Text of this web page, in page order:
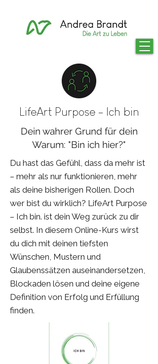
LifeArt Purpose - Ich bin
Dein wahrer Grund für dein
Warum: "Bin ich hier?"
Du hast das Gefühl, dass da mehr ist
– mehr als nur funktionieren, mehr
als deine bisherigen Rollen. Doch
wer bist du wirklich? LifeArt Purpose
– Ich bin. ist dein Weg zurück zu dir
selbst. In diesem Online-Kurs wirst
du dich mit deinen tiefsten
Wünschen, Mustern und
Glaubenssätzen auseinandersetzen,
Blockaden lösen und deine eigene
Definition von Erfolg und Erfüllung
finden.